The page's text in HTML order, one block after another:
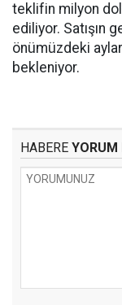
teklifin milyon
ediliyor. Satışın
önümüzdeki
bekleniyor.
HABERE YORUM